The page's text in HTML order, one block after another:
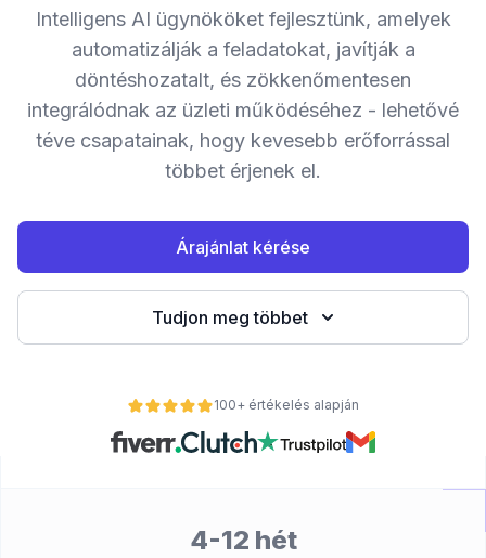
Intelligens AI ügynököket fejlesztünk, amelyek
automatizálják a feladatokat, javítják a
döntéshozatalt, és zökkenőmentesen
integrálódnak az üzleti működéséhez - lehetővé
téve csapatainak, hogy kevesebb erőforrással
többet érjenek el.
Árajánlat kérése
Tudjon meg többet
100+ értékelés alapján
4-12 hét